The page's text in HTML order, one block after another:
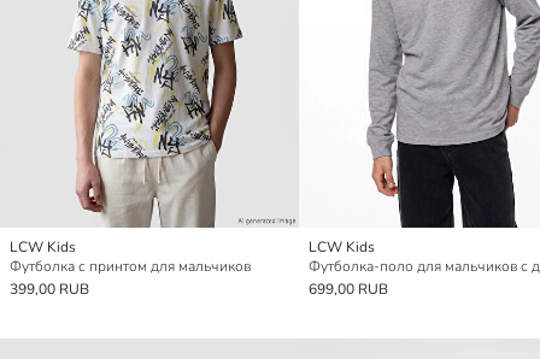
LCW Kids
Футболка с принтом для мальчиков
399,00 RUB
LCW Kids
699,00 RUB